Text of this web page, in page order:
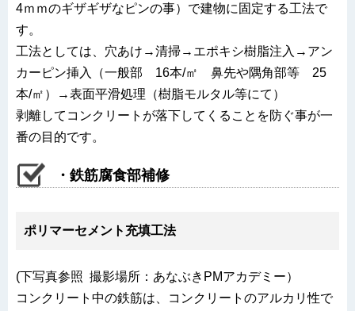
4ｍｍのギザギザなピンの事）で建物に固定する工法で
す。
工法としては、穴あけ→清掃→エポキシ樹脂注入→アン
カーピン挿入（一般部 16本/㎡ 鼻先や隅角部等 25
本/㎡）→表面平滑処理（樹脂モルタル等にて）
剥離してコンクリートが落下してくることを防ぐ事が一
番の目的です。
・鉄筋腐食部補修
ポリマーセメント充填工法
(下写真参照 撮影場所：あなぶきPMアカデミー）
コンクリート中の鉄筋は、コンクリートのアルカリ性で